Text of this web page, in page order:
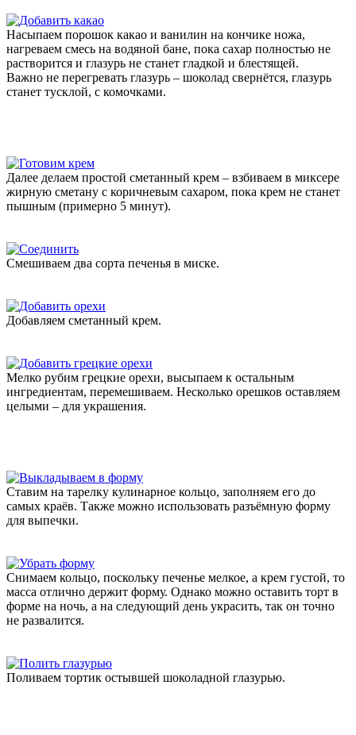
Насыпаем порошок какао и ванилин на кончике ножа,
нагреваем смесь на водяной бане, пока сахар полностью не
растворится и глазурь не станет гладкой и блестящей.
Важно не перегревать глазурь – шоколад свернётся, глазурь
станет тусклой, с комочками.
Далее делаем простой сметанный крем – взбиваем в миксере
жирную сметану с коричневым сахаром, пока крем не станет
пышным (примерно 5 минут).
Смешиваем два сорта печенья в миске.
Добавляем сметанный крем.
Мелко рубим грецкие орехи, высыпаем к остальным
ингредиентам, перемешиваем. Несколько орешков оставляем
целыми – для украшения.
Ставим на тарелку кулинарное кольцо, заполняем его до
самых краёв. Также можно использовать разъёмную форму
для выпечки.
Снимаем кольцо, поскольку печенье мелкое, а крем густой, то
масса отлично держит форму. Однако можно оставить торт в
форме на ночь, а на следующий день украсить, так он точно
не развалится.
Поливаем тортик остывшей шоколадной глазурью.